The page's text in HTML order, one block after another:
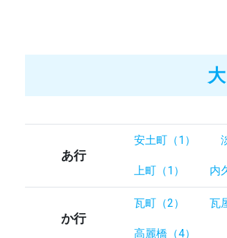
あ行
安土町（1）
上町（1） 内
か行
瓦町（2） 瓦
高麗橋（4）